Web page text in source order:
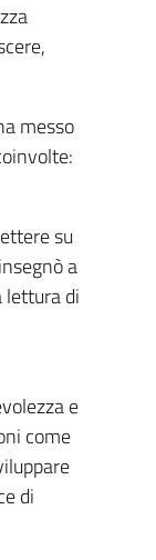
messo
su
a
lettura di
e
come
di